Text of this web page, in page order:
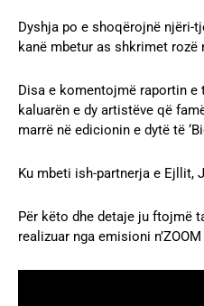
Dyshja po e shoqërojnë njëri-
kanë mbetur as shkrimet rozë
Disa e komentojmë raportin e
kaluarën e dy artistëve që
marrë në edicionin e dytë të
Ku mbeti ish-partnerja e Ejllit,
Për këto dhe detaje ju ftojmë
realizuar nga emisioni